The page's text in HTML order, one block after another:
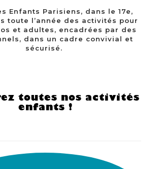
Enfants Parisiens, dans le 17e,
toute l’année des activités pour
et adultes, encadrées par des
dans un cadre convivial et
sécurisé.
toutes nos activités
enfants !